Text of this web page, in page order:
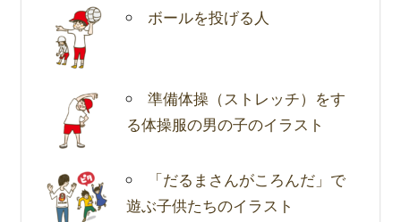
ボールを投げる人
準備体操（ストレッチ）をす
る体操服の男の子のイラスト
「だるまさんがころんだ」で
遊ぶ子供たちのイラスト